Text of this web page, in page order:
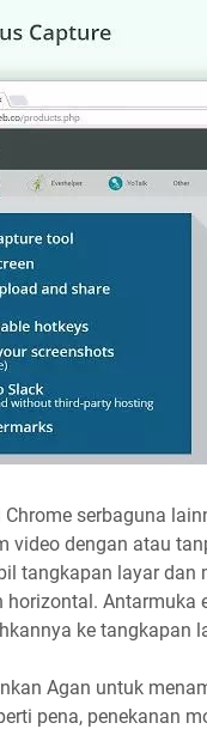
serbaguna
video dengan atau
tangkapan layar dan
horizontal.
ke tangkapan
Agan untuk
pena, penekanan